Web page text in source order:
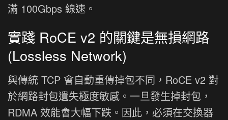
滿 100Gbps 線速。
實踐 RoCE v2 的關鍵是無損網路
(Lossless Network)
與傳統 TCP 會自動重傳掉包不同，RoCE v2 對
於網路封包遺失極度敏感。一旦發生掉封包，
RDMA 效能會大幅下跌。因此，必須在交換器